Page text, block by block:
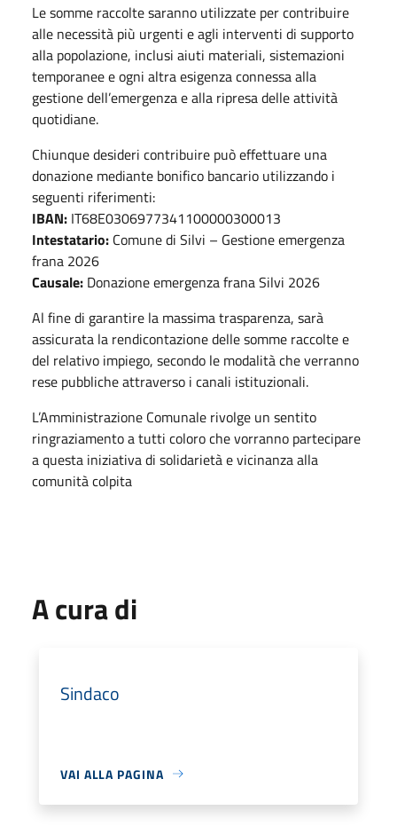
Le somme raccolte saranno utilizzate per contribuire
alle necessità più urgenti e agli interventi di supporto
alla popolazione, inclusi aiuti materiali, sistemazioni
temporanee e ogni altra esigenza connessa alla
gestione dell’emergenza e alla ripresa delle attività
quotidiane.
Chiunque desideri contribuire può effettuare una
donazione mediante bonifico bancario utilizzando i
seguenti riferimenti:
IBAN: IT68E0306977341100000300013
Intestatario: Comune di Silvi – Gestione emergenza
frana 2026
Causale: Donazione emergenza frana Silvi 2026
Al fine di garantire la massima trasparenza, sarà
assicurata la rendicontazione delle somme raccolte e
del relativo impiego, secondo le modalità che verranno
rese pubbliche attraverso i canali istituzionali.
L’Amministrazione Comunale rivolge un sentito
ringraziamento a tutti coloro che vorranno partecipare
a questa iniziativa di solidarietà e vicinanza alla
comunità colpita
A cura di
Sindaco
VAI ALLA PAGINA